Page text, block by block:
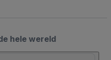
hele wereld